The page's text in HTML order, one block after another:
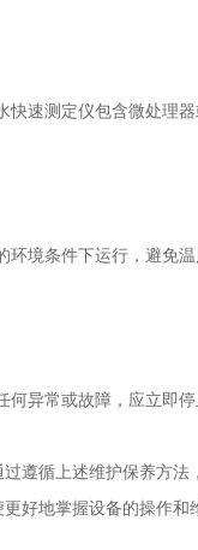
速测定仪包含微处理器
条件下运行，避免温
异常或故障，应立即停
循上述维护保养方法
好地掌握设备的操作和